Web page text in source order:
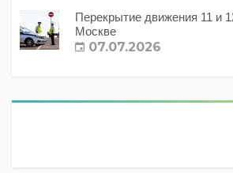
Перекрытие движения 11 и
Москве
07.07.2026